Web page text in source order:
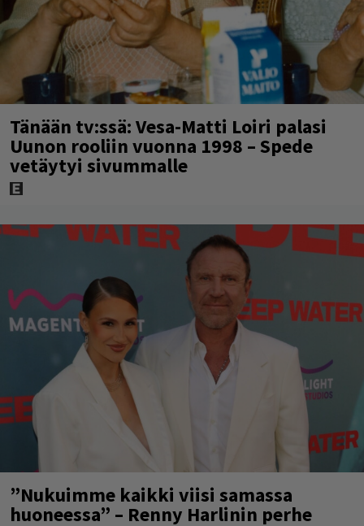
Tänään tv:ssä: Vesa-Matti Loiri palasi
Uunon rooliin vuonna 1998 – Spede
vetäytyi sivummalle
”Nukuimme kaikki viisi samassa
huoneessa” – Renny Harlinin perhe